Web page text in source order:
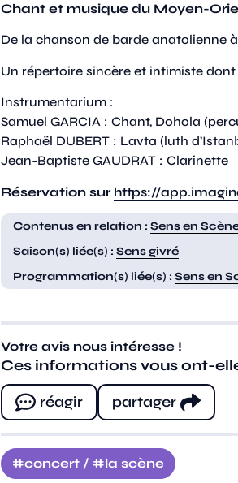
Chant et musique du Moyen-
De la chanson de barde anatolienne
Un répertoire sincère et intimiste
Instrumentarium :
Samuel GARCIA : Chant, Dohola
Raphaël DUBERT : Lavta (luth
Jean-Baptiste GAUDRAT : Clarinette
Réservation sur https://
Contenus en relation : Sens en
Saison(s) liée(s) : Sens givré
Programmation(s) liée(s) : Sens en
Votre avis nous intéresse !
Ces informations vous ont-
réagir partager
concert / la scène